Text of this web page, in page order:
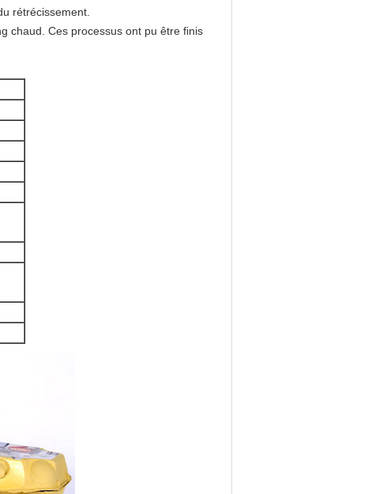
rétrécissement.
chaud. Ces processus ont pu être finis